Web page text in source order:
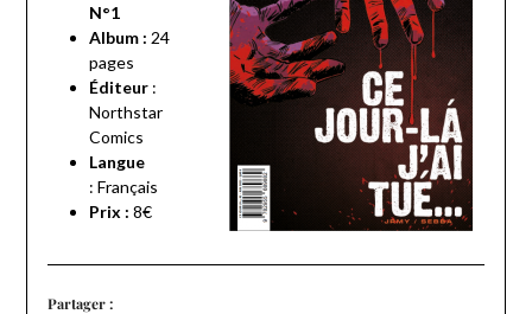
N°1
Album : 24
pages
Éditeur:
Northstar
Comics
Langue
: Français
Prix : 8€
Partager :